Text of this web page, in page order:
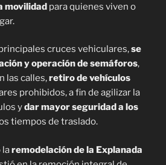
movilidad para quienes viven o
cruces vehiculares,se
y operación de semáforos,
las calles,retiro de vehículos
prohibidos, a fin de agilizar la
ydar mayor seguridad a los
tiempos de traslado.
laremodelación de la Explanada